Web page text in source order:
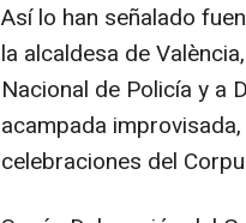
Así lo han señalado
la alcaldesa de
Nacional de Policía y a
acampada
celebraciones del